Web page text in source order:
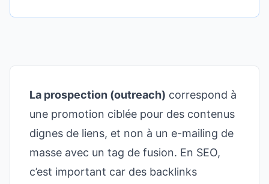
La prospection (outreach) correspond à
une promotion ciblée pour des contenus
dignes de liens, et non à un e-mailing de
masse avec un tag de fusion. En SEO,
c’est important car des backlinks